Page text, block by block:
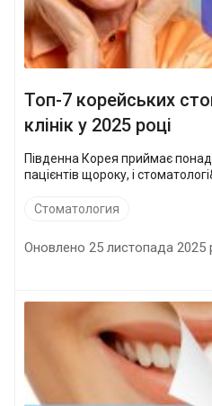
Топ-7 корейських
клінік у 2025 році
Південна Корея приймає
пацієнтів щороку, і
Стоматология
Оновлено 25 листопада 2025